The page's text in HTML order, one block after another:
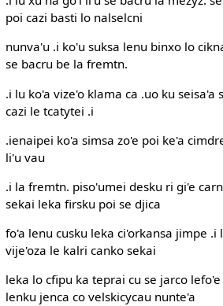
poi cazi basti lo nalselcni
nunva'u .i ko'u suksa lenu binxo lo
se bacru be la fremtn.
.i lu ko'a vize'o klama ca .uo ku seisa'a
cazi le tcatytei .i
.ienaipei ko'a simsa zo'e poi ke'a
li'u vau
.i la fremtn. piso'umei desku ri gi'e
sekai leka firsku poi se djica
fo'a lenu cusku leka ci'orkansa jimpe .i
vije'oza le kalri canko sekai
leka lo cfipu ka teprai cu se jarco
lenku jenca co velskicycau nunte'a